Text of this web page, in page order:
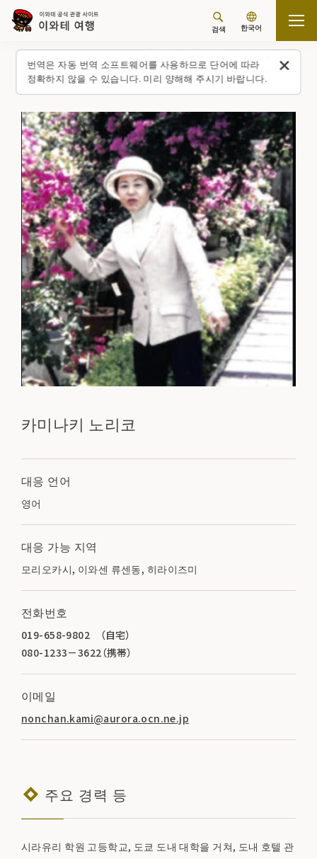
번역은 자동 번역 소프트웨어를 사용하므로 단어에 따라
정확하지 않을 수 있습니다. 미리 양해해 주시기 바랍니다.
검색 한국어
카미나키 노리코
대응 언어
영어
대응 가능 지역
모리오카시, 이와센 류센동, 히라이즈미
전화번호
019-658-9802 （自宅）
080-1233－3622（携帯）
이메일
nonchan.kami@aurora.ocn.ne.jp
주요 경력 등
시라유리 학원 고등학교, 도쿄 도내 대학을 거쳐, 도내 호텔 관